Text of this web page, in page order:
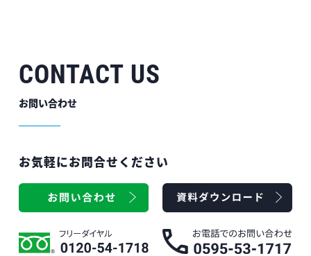
CONTACT US
お問い合わせ
お気軽にお問合せください